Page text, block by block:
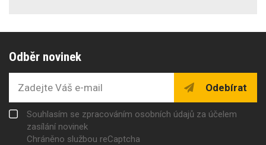
Odběr novinek
Odebírat
Souhlasím se zpracováním osobních údajů za účelem
zasílání novinek
Chráněno službou reCaptcha